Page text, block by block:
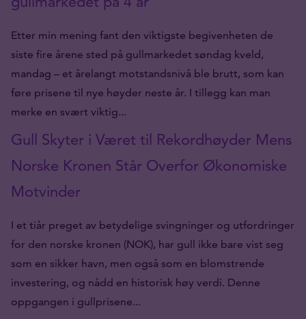
Etter min mening fant den viktigste begivenheten de
siste fire årene sted på gullmarkedet søndag kveld,
mandag – et årelangt motstandsnivå ble brutt, som kan
føre prisene til nye høyder neste år. I tillegg kan man
merke en svært viktig...
Gull Skyter i Været til Rekordhøyder Mens
Norske Kronen Står Overfor Økonomiske
Motvinder
I et tiår preget av betydelige svingninger og utfordringer
for den norske kronen (NOK), har gull ikke bare vist seg
som en sikker havn, men også som en blomstrende
investering, og nådd en historisk høy verdi. Denne
oppgangen i gullprisene...